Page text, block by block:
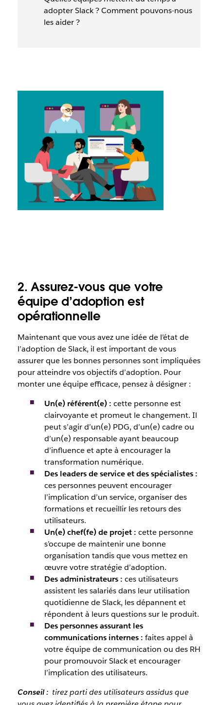
adopter Slack ? Comment pouvons-nous
les aider ?
2. Assurez-vous que votre
équipe d’adoption est
opérationnelle
Maintenant que vous avez une idée de l’état de
l’adoption de Slack, il est important de vous
assurer que les bonnes personnes sont impliquées
pour atteindre vos objectifs d’adoption. Pour
monter une équipe efficace, pensez à désigner :
Un(e) référent(e) : cette personne est
clairvoyante et promeut le changement. Il
peut s’agir d’un(e) PDG, d’un(e) cadre ou
d’un(e) responsable ayant beaucoup
d’influence et apte à encourager la
transformation numérique.
Des leaders de service et des spécialistes :
ces personnes peuvent encourager
l’implication d’un service, organiser des
formations et recueillir les retours des
utilisateurs.
Un(e) chef(fe) de projet : cette personne
s’occupe de maintenir une bonne
organisation tandis que vous mettez en
œuvre votre stratégie d’adoption.
Des administrateurs : ces utilisateurs
assistent les salariés dans leur utilisation
quotidienne de Slack, les dépannent et
répondent à leurs questions sur le produit.
Des personnes assurant les
communications internes : faites appel à
votre équipe de communication ou des RH
pour promouvoir Slack et encourager
l’implication des utilisateurs.
Conseil : tirez parti des utilisateurs assidus que